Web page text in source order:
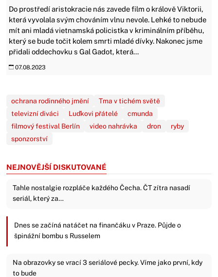
Do prostředí aristokracie nás zavede film o králově Viktorii,
která vyvolala svým chováním vlnu nevole. Lehké to nebude
mít ani mladá vietnamská policistka v kriminálním příběhu,
který se bude točit kolem smrti mladé dívky. Nakonec jsme
přidali oddechovku s Gal Gadot, která...
07.08.2023
ochrana rodinného jmění
Tma v tichém světě
televizní diváci
Luďkovi přátelé
cmunda
filmový festival Berlín
video nahrávka dron
ryby
sponzorství
NEJNOVĚJŠÍ DISKUTOVANÉ
Tahle nostalgie rozpláče každého Čecha. ČT zítra nasadí
seriál, který za…
Dnes se začíná natáčet na finančáku v Praze. Půjde o
špinážní bombu s Russelem
Na obrazovky se vrací 3 seriálové pecky. Víme jako první, kdy
to bude